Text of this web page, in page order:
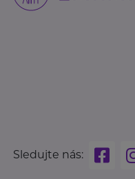
Sledujte nás: